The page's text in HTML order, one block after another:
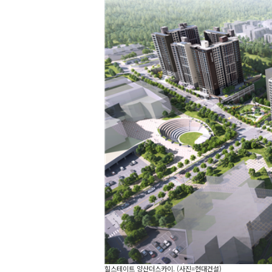
힐스테이트 양산더스카이. (사진=현대건설)